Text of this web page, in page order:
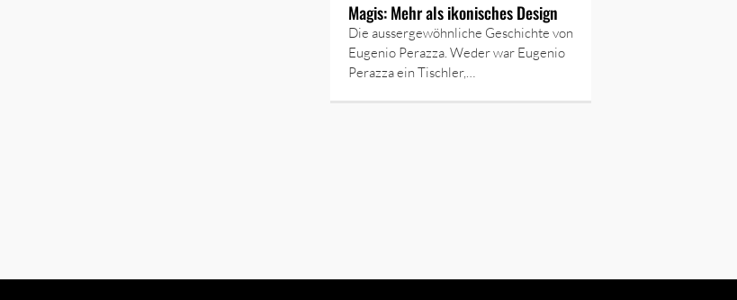
Magis: Mehr als ikonisches Design
Die aussergewöhnliche Geschichte von
Eugenio Perazza. Weder war Eugenio
Perazza ein Tischler,…